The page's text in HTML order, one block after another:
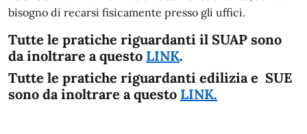
bisogno di recarsi fisicamente presso gli uffici.
Tutte le pratiche riguardanti il SUAP sono
da inoltrare a questo LINK.
Tutte le pratiche riguardanti edilizia e SUE
sono da inoltrare a questo LINK.